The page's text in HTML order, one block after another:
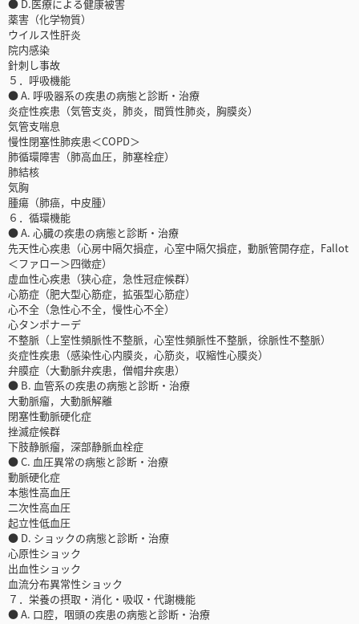
● D.医療による健康被害
薬害（化学物質）
ウイルス性肝炎
院内感染
針刺し事故
５．呼吸機能
● A. 呼吸器系の疾患の病態と診断・治療
炎症性疾患（気管支炎，肺炎，間質性肺炎，胸膜炎）
気管支喘息
慢性閉塞性肺疾患＜COPD＞
肺循環障害（肺高血圧，肺塞栓症）
肺結核
気胸
腫瘍（肺癌，中皮腫）
６．循環機能
● A. 心臓の疾患の病態と診断・治療
先天性心疾患（心房中隔欠損症，心室中隔欠損症，動脈管開存症，Fallot
＜ファロー＞四徴症）
虚血性心疾患（狭心症，急性冠症候群）
心筋症（肥大型心筋症，拡張型心筋症）
心不全（急性心不全，慢性心不全）
心タンポナーデ
不整脈（上室性頻脈性不整脈，心室性頻脈性不整脈，徐脈性不整脈）
炎症性疾患（感染性心内膜炎，心筋炎，収縮性心膜炎）
弁膜症（大動脈弁疾患，僧帽弁疾患）
● B. 血管系の疾患の病態と診断・治療
大動脈瘤，大動脈解離
閉塞性動脈硬化症
挫滅症候群
下肢静脈瘤，深部静脈血栓症
● C. 血圧異常の病態と診断・治療
動脈硬化症
本態性高血圧
二次性高血圧
起立性低血圧
● D. ショックの病態と診断・治療
心原性ショック
出血性ショック
血流分布異常性ショック
７．栄養の摂取・消化・吸収・代謝機能
● A. 口腔，咽頭の疾患の病態と診断・治療